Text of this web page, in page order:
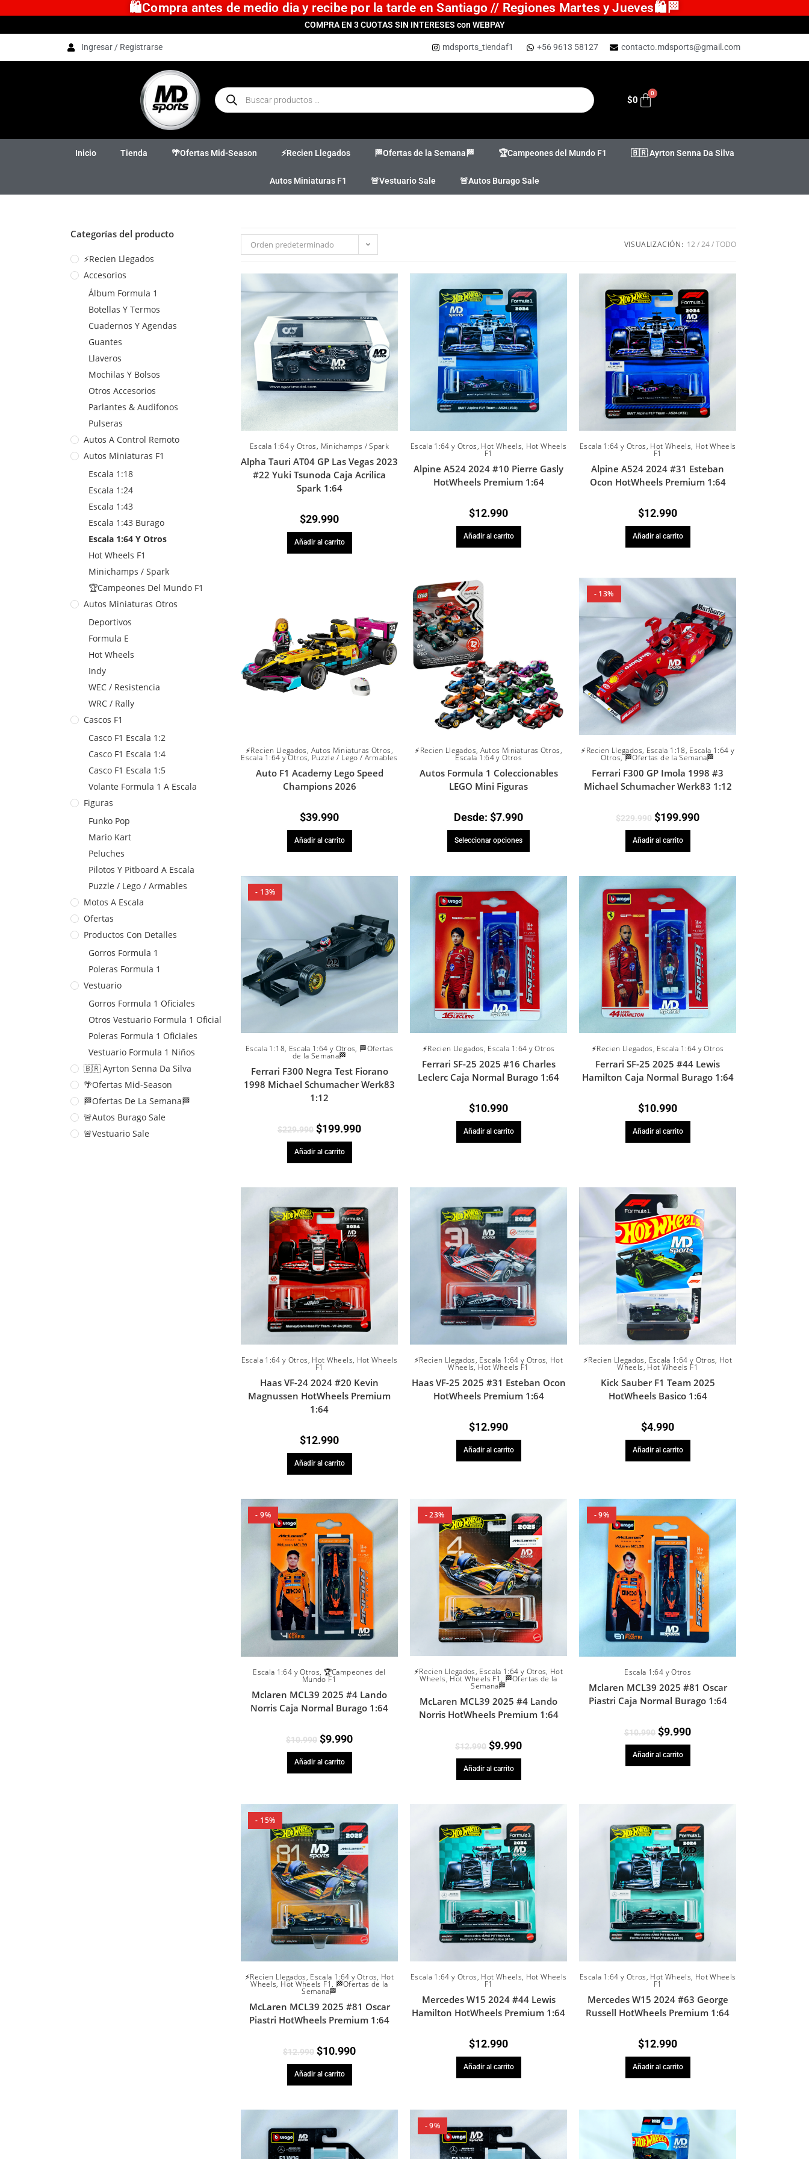
🛍️Compra antes de medio dia y recibe por la tarde en Santiago // Regiones Martes y Jueves🛍️🏁
COMPRA EN 3 CUOTAS SIN INTERESES con WEBPAY
Ingresar / Registrarse mdsports_tiendaf1 +56 9613 58127 contacto.mdsports@gmail.com
$0
Inicio Tienda 🌴Ofertas Mid-Season ⚡Recien Llegados 🏁Ofertas de la Semana🏁 🏆Campeones del Mundo F1 🇧🇷 Ayrton Senna Da Silva
Autos Miniaturas F1 🚨Vestuario Sale 🚨Autos Burago Sale
Categorías del producto
⚡Recien Llegados
Accesorios
Álbum Formula 1
Botellas Y Termos
Cuadernos Y Agendas
Guantes
Llaveros
Mochilas Y Bolsos
Otros Accesorios
Parlantes & Audifonos
Pulseras
Autos A Control Remoto
Autos Miniaturas F1
Escala 1:18
Escala 1:24
Escala 1:43
Escala 1:43 Burago
Escala 1:64 Y Otros
Hot Wheels F1
Minichamps / Spark
🏆Campeones Del Mundo F1
Autos Miniaturas Otros
Deportivos
Formula E
Hot Wheels
Indy
WEC / Resistencia
WRC / Rally
Cascos F1
Casco F1 Escala 1:2
Casco F1 Escala 1:4
Casco F1 Escala 1:5
Volante Formula 1 A Escala
Figuras
Funko Pop
Mario Kart
Peluches
Pilotos Y Pitboard A Escala
Puzzle / Lego / Armables
Motos A Escala
Ofertas
Productos Con Detalles
Gorros Formula 1
Poleras Formula 1
Vestuario
Gorros Formula 1 Oficiales
Otros Vestuario Formula 1 Oficial
Poleras Formula 1 Oficiales
Vestuario Formula 1 Niños
🇧🇷 Ayrton Senna Da Silva
🌴Ofertas Mid-Season
🏁Ofertas De La Semana🏁
🚨Autos Burago Sale
🚨Vestuario Sale
Orden predeterminado VISUALIZACIÓN: 12 24 TODO
Escala 1:64 y Otros, Minichamps / Spark
Alpha Tauri AT04 GP Las Vegas 2023
#22 Yuki Tsunoda Caja Acrilica
Spark 1:64
$29.990
Añadir al carrito
Escala 1:64 y Otros, Hot Wheels, Hot Wheels
F1
Alpine A524 2024 #10 Pierre Gasly
HotWheels Premium 1:64
$12.990
Añadir al carrito
Escala 1:64 y Otros, Hot Wheels, Hot Wheels
F1
Alpine A524 2024 #31 Esteban
Ocon HotWheels Premium 1:64
$12.990
Añadir al carrito
⚡Recien Llegados, Autos Miniaturas Otros,
Escala 1:64 y Otros, Puzzle / Lego / Armables
Auto F1 Academy Lego Speed
Champions 2026
$39.990
Añadir al carrito
⚡Recien Llegados, Autos Miniaturas Otros,
Escala 1:64 y Otros
Autos Formula 1 Coleccionables
LEGO Mini Figuras
Desde:$7.990
Seleccionar opciones
- 13%
⚡Recien Llegados, Escala 1:18, Escala 1:64 y
Otros,🏁Ofertas de la Semana🏁
Ferrari F300 GP Imola 1998 #3
Michael Schumacher Werk83 1:12
$229.990 $199.990
Añadir al carrito
- 13%
Escala 1:18, Escala 1:64 y Otros, 🏁Ofertas
de la Semana🏁
Ferrari F300 Negra Test Fiorano
1998 Michael Schumacher Werk83
1:12
$229.990 $199.990
Añadir al carrito
⚡Recien Llegados, Escala 1:64 y Otros
Ferrari SF-25 2025 #16 Charles
Leclerc Caja Normal Burago 1:64
$10.990
Añadir al carrito
⚡Recien Llegados, Escala 1:64 y Otros
Ferrari SF-25 2025 #44 Lewis
Hamilton Caja Normal Burago 1:64
$10.990
Añadir al carrito
Escala 1:64 y Otros, Hot Wheels, Hot Wheels
F1
Haas VF-24 2024 #20 Kevin
Magnussen HotWheels Premium
1:64
$12.990
Añadir al carrito
⚡Recien Llegados, Escala 1:64 y Otros, Hot
Wheels, Hot Wheels F1
Haas VF-25 2025 #31 Esteban Ocon
HotWheels Premium 1:64
$12.990
Añadir al carrito
⚡Recien Llegados, Escala 1:64 y Otros, Hot
Wheels, Hot Wheels F1
Kick Sauber F1 Team 2025
HotWheels Basico 1:64
$4.990
Añadir al carrito
- 9%
Escala 1:64 y Otros, 🏆Campeones del
Mundo F1
Mclaren MCL39 2025 #4 Lando
Norris Caja Normal Burago 1:64
$10.990 $9.990
Añadir al carrito
- 23%
⚡Recien Llegados, Escala 1:64 y Otros, Hot
Wheels, Hot Wheels F1 , 🏁Ofertas de la
Semana🏁
McLaren MCL39 2025 #4 Lando
Norris HotWheels Premium 1:64
$12.990 $9.990
Añadir al carrito
- 9%
Escala 1:64 y Otros
Mclaren MCL39 2025 #81 Oscar
Piastri Caja Normal Burago 1:64
$10.990 $9.990
Añadir al carrito
- 15%
⚡Recien Llegados, Escala 1:64 y Otros, Hot
Wheels, Hot Wheels F1 , 🏁Ofertas de la
Semana🏁
McLaren MCL39 2025 #81 Oscar
Piastri HotWheels Premium 1:64
$12.990 $10.990
Añadir al carrito
Escala 1:64 y Otros, Hot Wheels, Hot Wheels
F1
Mercedes W15 2024 #44 Lewis
Hamilton HotWheels Premium 1:64
$12.990
Añadir al carrito
Escala 1:64 y Otros, Hot Wheels, Hot Wheels
F1
Mercedes W15 2024 #63 George
Russell HotWheels Premium 1:64
$12.990
Añadir al carrito
- 9%